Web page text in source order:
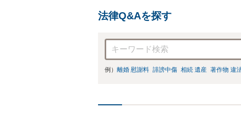
法律Q&Aを探す
例） 離婚 慰謝料 誹謗中傷 相続 遺産 著作物 違